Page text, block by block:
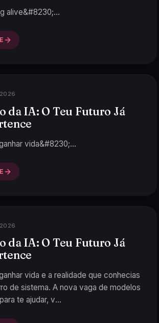
alive&#8230;…
da IA: O Teu Futuro Já
vida&#8230;…
da IA: O Teu Futuro Já
vida e a realidade que conhecias
de sistema. A nova vaga de modelos
te ajudar, v…